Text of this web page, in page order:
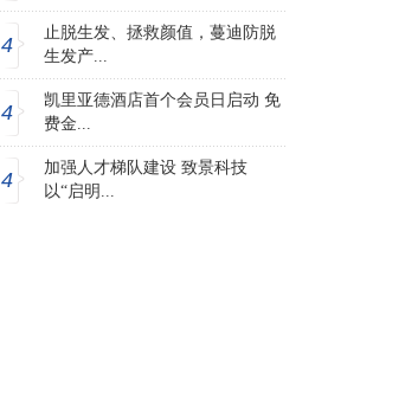
4
止脱生发、拯救颜值，蔓迪防脱
生发产...
4
凯里亚德酒店首个会员日启动 免
费金...
4
加强人才梯队建设 致景科技
以“启明...